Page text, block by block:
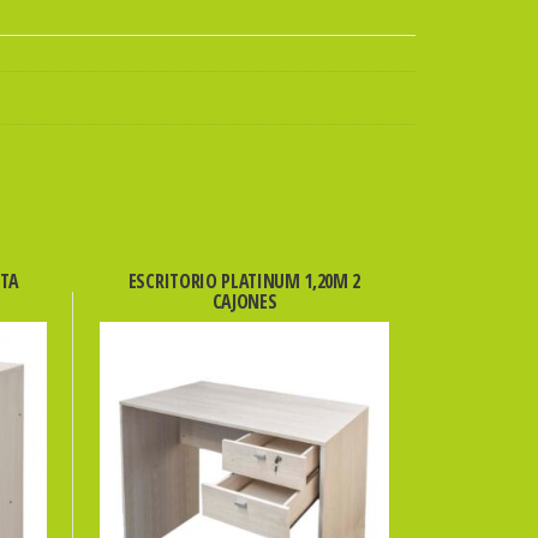
ESCRITORIO PLATINUM 1,20M 2
CAJONES